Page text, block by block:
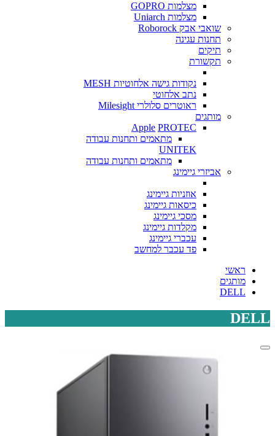
מצלמות GOPRO
מצלמות Uniarch
שואבי אבק Roborock
תחנות עגינה
תיקים
תקשורת
נקודות גישה אלחוטיות MESH
נתב אלחוטי
ראוטרים סלולרי Milesight
מותגים
Apple PROTEC
מתאמים ותחנות עבודה
UNITEK
מתאמים ותחנות עבודה
אביזרי גיימינג
אוזניות גיימינג
כיסאות גיימינג
מסכי גיימינג
מקלדות גיימינג
עכברי גיימינג
פד עכבר למחשב
ראשי
מותגים
DELL
DELL